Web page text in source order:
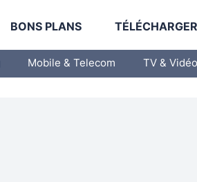
BONS PLANS
Mobile & Telecom TV & Vidéo